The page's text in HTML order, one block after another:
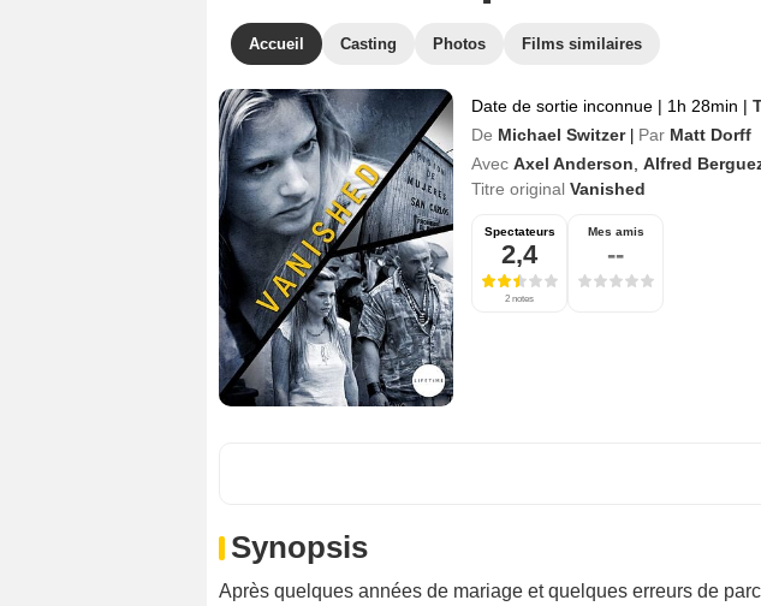
Accueil Casting Photos Films similaires
Date de sortie inconnue | 1h 28min |
De Michael Switzer Par Matt Dorff
Avec Axel Anderson Alfred
Titre original Vanished
Spectateurs
2,4
2 notes
Mes amis
--
Synopsis
Après quelques années de mariage et quelques erreurs de